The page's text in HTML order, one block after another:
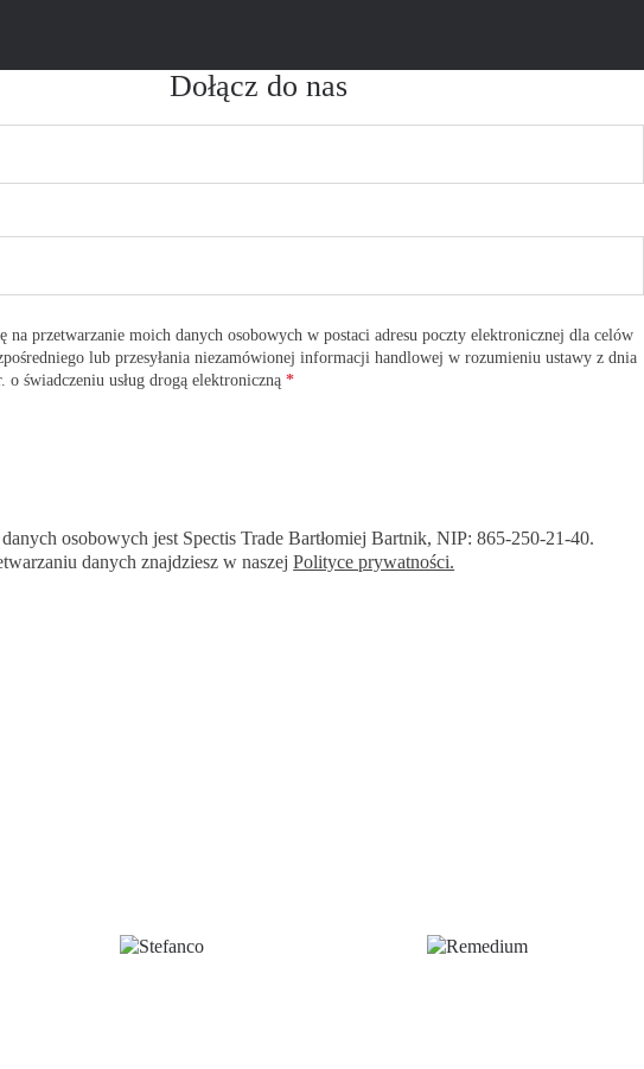
Dołącz do nas
na przetwarzanie moich danych osobowych w postaci adresu poczty elektronicznej dla celów
lub przesyłania niezamówionej informacji handlowej w rozumieniu ustawy z dnia
o świadczeniu usług drogą elektroniczną *
osobowych jest Spectis Trade Bartłomiej Bartnik, NIP: 865-250-21-40.
danych znajdziesz w naszejPolityce prywatności.